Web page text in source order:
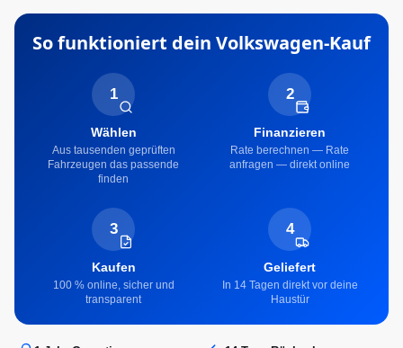
So funktioniert dein Volkswagen-Kauf
1
Wählen
Aus tausenden geprüften
Fahrzeugen das passende
finden
2
Finanzieren
Rate berechnen — Rate
anfragen — direkt online
3
Kaufen
100 % online, sicher und
transparent
4
Geliefert
In 14 Tagen direkt vor deine
Haustür